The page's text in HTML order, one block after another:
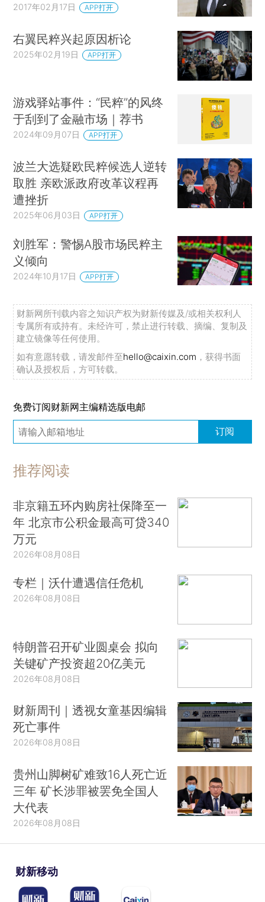
2017年02月17日 APP打开
右翼民粹兴起原因析论
2025年02月19日 APP打开
游戏驿站事件：“民粹”的风终
于刮到了金融市场｜荐书
2024年09月07日 APP打开
波兰大选疑欧民粹候选人逆转
取胜 亲欧派政府改革议程再
遭挫折
2025年06月03日 APP打开
刘胜军：警惕A股市场民粹主
义倾向
2024年10月17日 APP打开
财新网所刊载内容之知识产权为财新传媒及/或相关权利人
专属所有或持有。未经许可，禁止进行转载、摘编、复制及
建立镜像等任何使用。
如有意愿转载，请发邮件至hello@caixin.com ，获得书面
确认及授权后，方可转载。
免费订阅财新网主编精选版电邮
订阅
推荐阅读
非京籍五环内购房社保降至一
年 北京市公积金最高可贷340
万元
2026年08月08日
专栏｜沃什遭遇信任危机
2026年08月08日
特朗普召开矿业圆桌会 拟向
关键矿产投资超20亿美元
2026年08月08日
财新周刊｜透视女童基因编辑
死亡事件
2026年08月08日
贵州山脚树矿难致16人死亡近
三年 矿长涉罪被罢免全国人
大代表
2026年08月08日
财新移动